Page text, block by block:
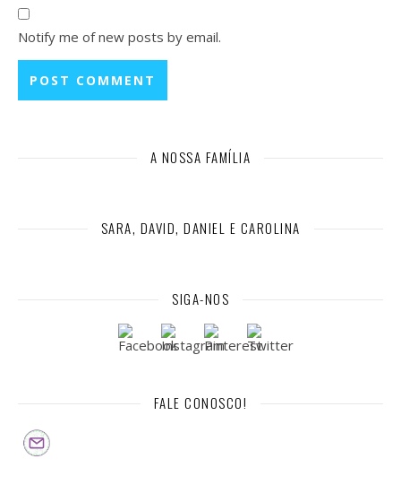
Notify me of new posts by email.
A NOSSA FAMÍLIA
SARA, DAVID, DANIEL E CAROLINA
SIGA-NOS
FALE CONOSCO!